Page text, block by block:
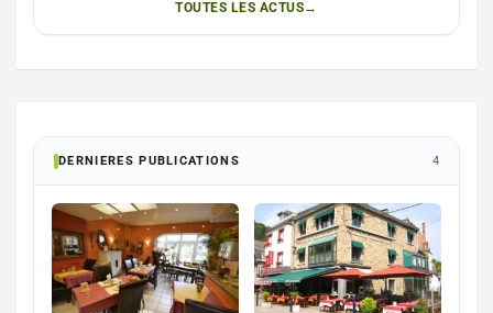
TOUTES LES ACTUS
DERNIERES PUBLICATIONS 4